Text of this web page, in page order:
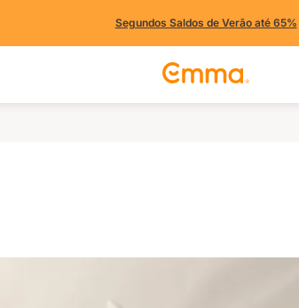
Segundos Saldos de Verão até 65%